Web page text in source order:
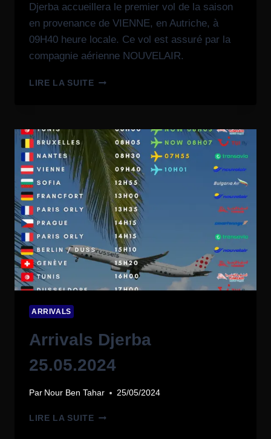
Djerba accueillera le premier vol de la saison
en provenance de VIENNE, en Autriche, à
09H40 heure locale. Ce vol est assuré par la
compagnie aérienne NOUVELAIR.
LIRE LA SUITE
ARRIVALS
Arrivals Djerba
25.05.2024
Par Nour Ben Tahar 25/05/2024
LIRE LA SUITE